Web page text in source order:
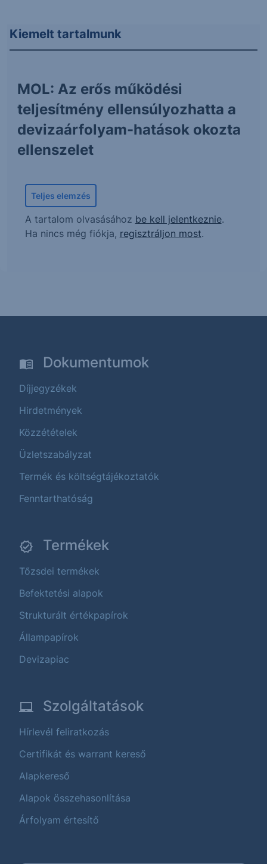
Kiemelt tartalmunk
MOL: Az erős működési
teljesítmény ellensúlyozhatta a
devizaárfolyam-hatások okozta
ellenszelet
Teljes elemzés
A tartalom olvasásához be kell jelentkeznie.
Ha nincs még fiókja, regisztráljon most.
Dokumentumok
Díjjegyzékek
Hirdetmények
Közzétételek
Üzletszabályzat
Termék és költségtájékoztatók
Fenntarthatóság
Termékek
Tőzsdei termékek
Befektetési alapok
Strukturált értékpapírok
Állampapírok
Devizapiac
Szolgáltatások
Hírlevél feliratkozás
Certifikát és warrant kereső
Alapkereső
Alapok összehasonlítása
Árfolyam értesítő